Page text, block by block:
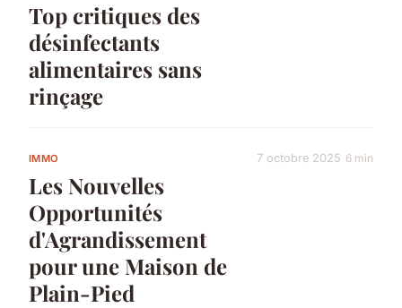
Top critiques des
désinfectants
alimentaires sans
rinçage
IMMO
Les Nouvelles
Opportunités
d'Agrandissement
pour une Maison de
Plain-Pied
7 octobre 2025 6 min